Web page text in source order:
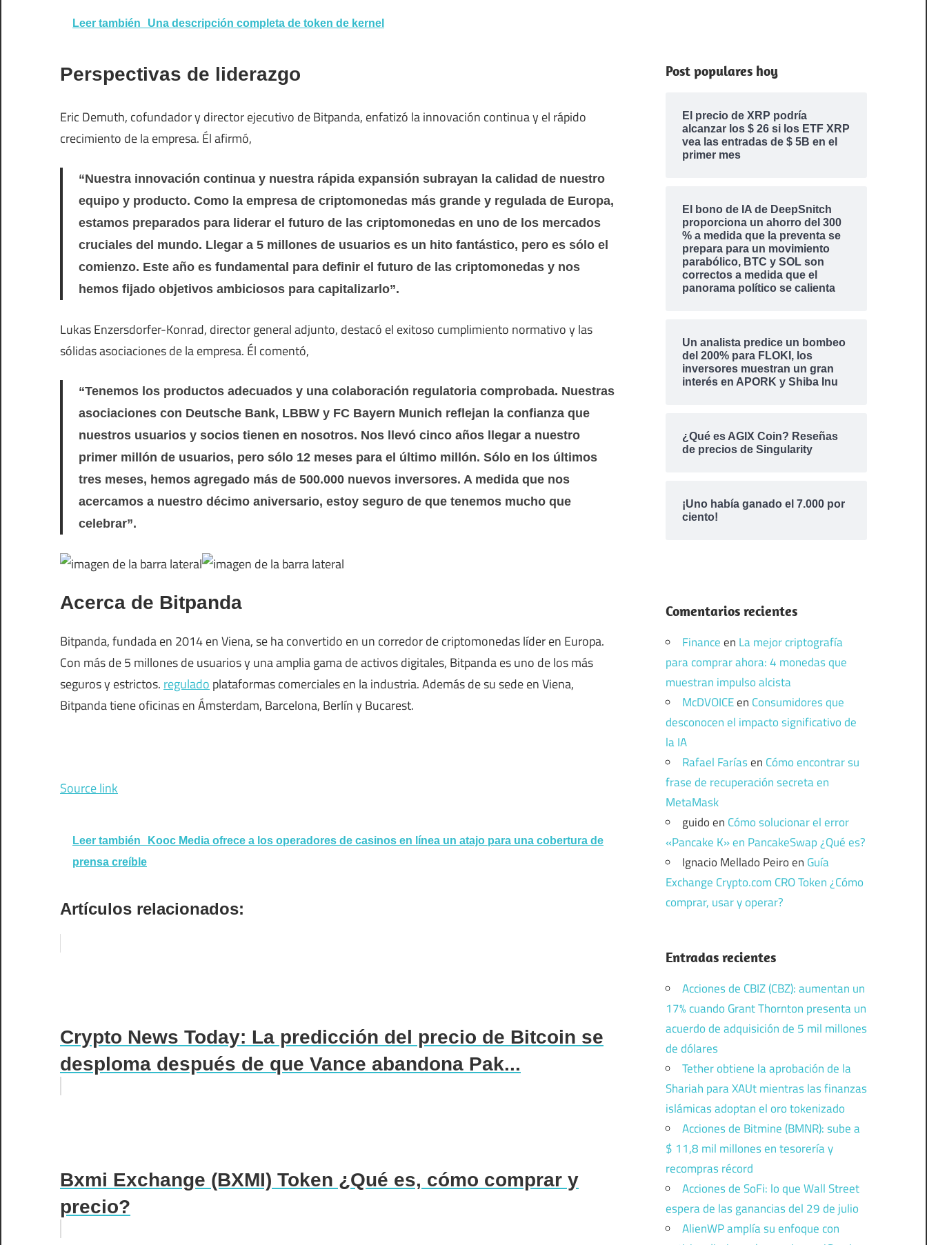
Leer también Una descripción completa de token de kernel
Perspectivas de liderazgo
Eric Demuth, cofundador y director ejecutivo de Bitpanda, enfatizó la innovación continua y el rápido
crecimiento de la empresa. Él afirmó,
“Nuestra innovación continua y nuestra rápida expansión subrayan la calidad de nuestro
equipo y producto. Como la empresa de criptomonedas más grande y regulada de Europa,
estamos preparados para liderar el futuro de las criptomonedas en uno de los mercados
cruciales del mundo. Llegar a 5 millones de usuarios es un hito fantástico, pero es sólo el
comienzo. Este año es fundamental para definir el futuro de las criptomonedas y nos
hemos fijado objetivos ambiciosos para capitalizarlo”.
Lukas Enzersdorfer-Konrad, director general adjunto, destacó el exitoso cumplimiento normativo y las
sólidas asociaciones de la empresa. Él comentó,
“Tenemos los productos adecuados y una colaboración regulatoria comprobada. Nuestras
asociaciones con Deutsche Bank, LBBW y FC Bayern Munich reflejan la confianza que
nuestros usuarios y socios tienen en nosotros. Nos llevó cinco años llegar a nuestro
primer millón de usuarios, pero sólo 12 meses para el último millón. Sólo en los últimos
tres meses, hemos agregado más de 500.000 nuevos inversores. A medida que nos
acercamos a nuestro décimo aniversario, estoy seguro de que tenemos mucho que
celebrar”.
Acerca de Bitpanda
Bitpanda, fundada en 2014 en Viena, se ha convertido en un corredor de criptomonedas líder en Europa.
Con más de 5 millones de usuarios y una amplia gama de activos digitales, Bitpanda es uno de los más
seguros y estrictos. regulado plataformas comerciales en la industria. Además de su sede en Viena,
Bitpanda tiene oficinas en Ámsterdam, Barcelona, ​​Berlín y Bucarest.
Source link
Leer también
Kooc Media ofrece a los operadores de casinos en línea un atajo para una cobertura de
prensa creíble
Artículos relacionados:
Crypto News Today: La predicción del precio de Bitcoin se
desploma después de que Vance abandona Pak...
Bxmi Exchange (BXMI) Token ¿Qué es, cómo comprar y
precio?
Post populares hoy
El precio de XRP podría
alcanzar los $ 26 si los ETF XRP
vea las entradas de $ 5B en el
primer mes
El bono de IA de DeepSnitch
proporciona un ahorro del 300
% a medida que la preventa se
prepara para un movimiento
parabólico, BTC y SOL son
correctos a medida que el
panorama político se calienta
Un analista predice un bombeo
del 200% para FLOKI, los
inversores muestran un gran
interés en APORK y Shiba Inu
¿Qué es AGIX Coin? Reseñas
de precios de Singularity
¡Uno había ganado el 7.000 por
ciento!
Comentarios recientes
Financeen La mejor criptografía
para comprar ahora: 4 monedas que
muestran impulso alcista
McDVOICEen Consumidores que
desconocen el impacto significativo de
la IA
Rafael Faríasen Cómo encontrar su
frase de recuperación secreta en
MetaMask
guidoen Cómo solucionar el error
«Pancake K» en PancakeSwap ¿Qué es?
Ignacio Mellado Peiroen Guía
Exchange Crypto.com CRO Token ¿Cómo
comprar, usar y operar?
Entradas recientes
Acciones de CBIZ (CBZ): aumentan un
17% cuando Grant Thornton presenta un
acuerdo de adquisición de 5 mil millones
de dólares
Tether obtiene la aprobación de la
Shariah para XAUt mientras las finanzas
islámicas adoptan el oro tokenizado
Acciones de Bitmine (BMNR): sube a
$ 11,8 mil millones en tesorería y
recompras récord
Acciones de SoFi: lo que Wall Street
espera de las ganancias del 29 de julio
AlienWP amplía su enfoque con